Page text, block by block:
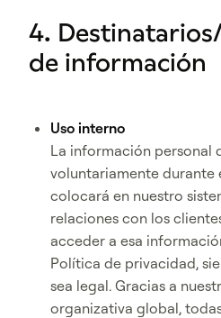
4.
de información
Uso interno
La información personal
voluntariamente durante
colocará en nuestro
relaciones con los
acceder a esa
Política de privacidad,
sea legal. Gracias a
organizativa global,